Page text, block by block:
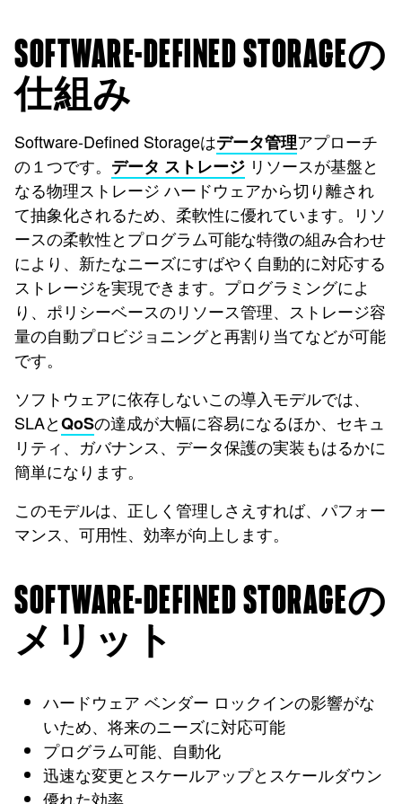
SOFTWARE-DEFINED STORAGEの
仕組み
Software-Defined Storageはデータ管理アプローチ
の１つです。 データ ストレージ リソースが基盤と
なる物理ストレージ ハードウェアから切り離され
て抽象化されるため、柔軟性に優れています。リソ
ースの柔軟性とプログラム可能な特徴の組み合わせ
により、新たなニーズにすばやく自動的に対応する
ストレージを実現できます。プログラミングによ
り、ポリシーベースのリソース管理、ストレージ容
量の自動プロビジョニングと再割り当てなどが可能
です。
ソフトウェアに依存しないこの導入モデルでは、
SLAとQoSの達成が大幅に容易になるほか、セキュ
リティ、ガバナンス、データ保護の実装もはるかに
簡単になります。
このモデルは、正しく管理しさえすれば、パフォー
マンス、可用性、効率が向上します。
SOFTWARE-DEFINED STORAGEの
メリット
ハードウェア ベンダー ロックインの影響がな
いため、将来のニーズに対応可能
プログラム可能、自動化
迅速な変更とスケールアップとスケールダウン
優れた効率